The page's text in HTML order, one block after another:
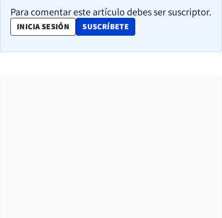
Para comentar este artículo debes ser suscriptor.
INICIA SESIÓN SUSCRÍBETE
OPENS IN NEW WINDOW